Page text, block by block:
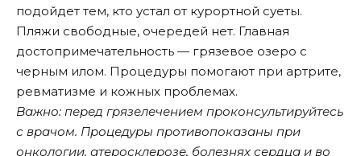
подойдет тем, кто устал от курортной суеты.
Пляжи свободные, очередей нет. Главная
достопримечательность — грязевое озеро с
черным илом. Процедуры помогают при артрите,
ревматизме и кожных проблемах.
Важно: перед грязелечением проконсультируйтесь
с врачом. Процедуры противопоказаны при
онкологии, атеросклерозе, болезнях сердца и во